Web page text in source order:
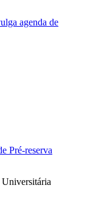
agenda de
Pré-reserva